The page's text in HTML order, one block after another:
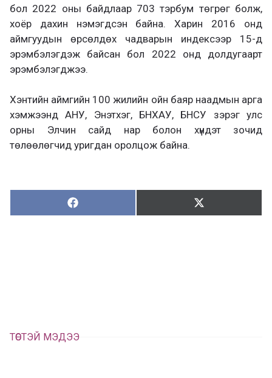
бол 2022 оны байдлаар 703 тэрбум төгрөг болж,
хоёр дахин нэмэгдсэн байна. Харин 2016 онд
аймгуудын өрсөлдөх чадварын индексээр 15-д
эрэмбэлэгдэж байсан бол 2022 онд долдугаарт
эрэмбэлэгджээ.
Хэнтийн аймгийн 100 жилийн ойн баяр наадмын арга
хэмжээнд АНУ, Энэтхэг, БНХАУ, БНСУ зэрэг улс
орны Элчин сайд нар болон хүндэт зочид
төлөөлөгчид уригдан оролцож байна.
Хуваалцах:
Х
у
Түгээх:
Т
ТӨСТЭЙ МЭДЭЭ